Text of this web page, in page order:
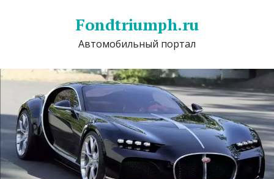
Fondtriumph.ru
Автомобильный портал